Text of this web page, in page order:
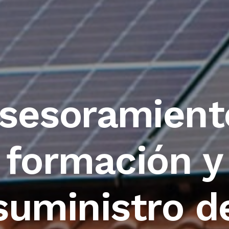
formación y